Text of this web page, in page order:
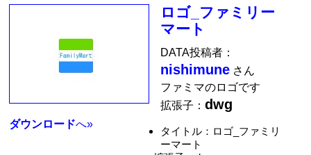
ダウンロードへ»
ロゴ_ファミリー
マート
DATA投稿者：
nishimune さん
ファミマのロゴです
拡張子：dwg
タイトル：ロゴ_ファミリ
ーマート